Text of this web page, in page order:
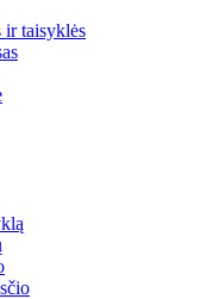
taisyklės